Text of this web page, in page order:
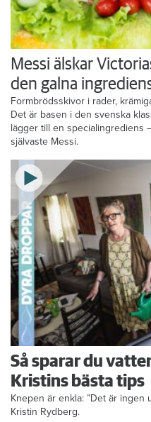
Messi älskar
den galna
Formbrödsskivor i rader,
Det är basen i den svenska
lägger till en specialingrediens
självaste Messi.
Så sparar du
Kristins bästa tips
Knepen är enkla: ”Det är ingen
Kristin Rydberg.